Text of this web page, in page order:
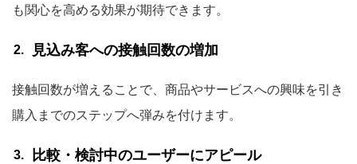
も関心を高める効果が期待できます。
見込み客への接触回数の増加
接触回数が増えることで、商品やサービスへの興味を引き
購入までのステップへ弾みを付けます。
比較・検討中のユーザーにアピール